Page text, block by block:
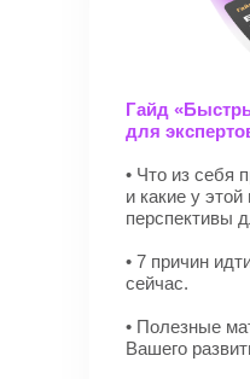
Гайд
для
• Что из себя
и какие у
перспективы
• 7 причин
сейчас.
• Полезные
Вашего